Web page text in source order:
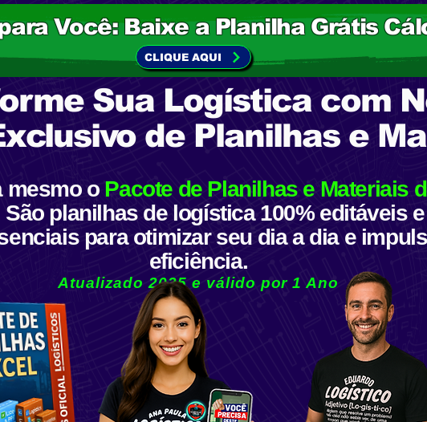
Você: Baixe a Planilha Grátis
CLIQUE AQUI
Sua Logística com
de Planilhas e
mesmo o Pacote de Planilhas e Materiais
São planilhas de logística 100% editáveis
para otimizar seu dia a dia e
eficiência.
Atualizado 2025 e válido por 1 Ano